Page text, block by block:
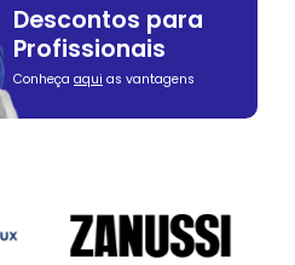
Descontos para
Profissionais
Conheça aqui as vantagens